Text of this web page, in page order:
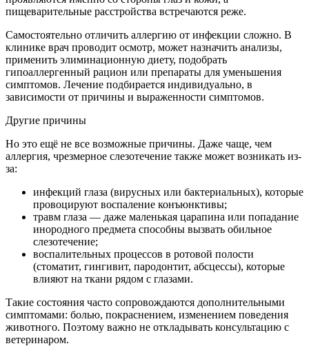
пищеварительные расстройства встречаются реже.
Самостоятельно отличить аллергию от инфекции сложно. В
клинике врач проводит осмотр, может назначить анализы,
применить элиминационную диету, подобрать
гипоаллергенный рацион или препараты для уменьшения
симптомов. Лечение подбирается индивидуально, в
зависимости от причины и выраженности симптомов.
Другие причины
Но это ещё не все возможные причины. Даже чаще, чем
аллергия, чрезмерное слезотечение также может возникать из-
за:
инфекций глаза (вирусных или бактериальных), которые
провоцируют воспаление конъюнктивы;
травм глаза — даже маленькая царапина или попадание
инородного предмета способны вызвать обильное
слезотечение;
воспалительных процессов в ротовой полости
(стоматит, гингивит, пародонтит, абсцессы), которые
влияют на ткани рядом с глазами.
Такие состояния часто сопровождаются дополнительными
симптомами: болью, покраснением, изменением поведения
животного. Поэтому важно не откладывать консультацию с
ветеринаром.